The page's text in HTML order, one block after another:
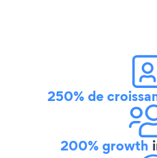
250% de
200% growth